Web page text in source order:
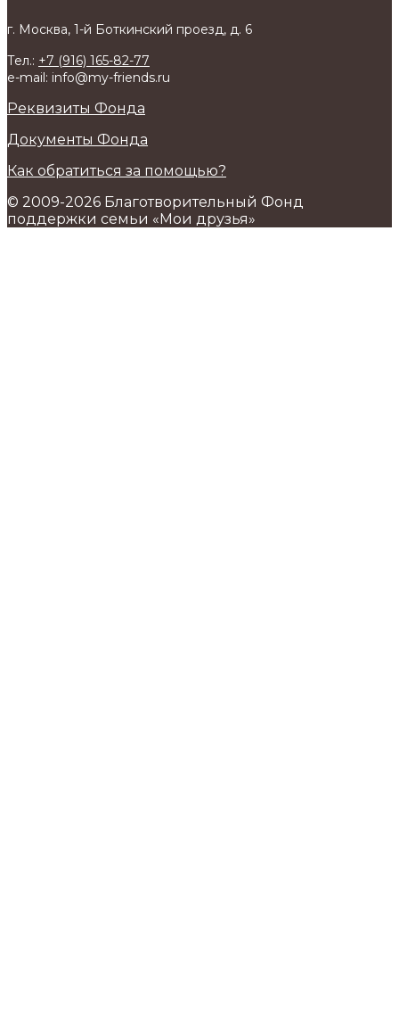
г. Москва, 1-й Боткинский проезд, д. 6
Тел.: +7 (916) 165-82-77
e-mail: info@my-friends.ru
Реквизиты Фонда
Документы Фонда
Как обратиться за помощью?
© 2009-2026 Благотворительный Фонд
поддержки семьи «Мои друзья»